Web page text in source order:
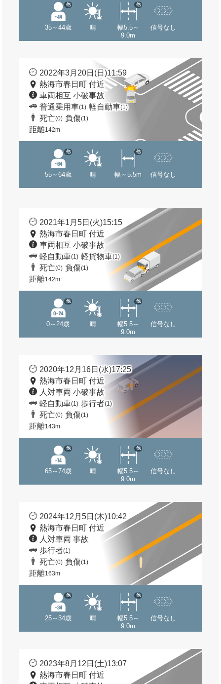
35～44歳
他
晴
幅5.5～
9.0m
他
信号なし
2022年3月20日(日)11:59
熱海市春日町 付近
車両相互 小破事故
普通乗用車(1) 軽自動車(1)
死亡(0) 負傷(1)
距離142m
55～64歳
他
晴 幅～5.5m
他
信号なし
2021年1月5日(火)15:15
熱海市春日町 付近
車両相互 小破事故
軽自動車(1) 軽貨物車(1)
死亡(0) 負傷(1)
距離142m
0～24歳
他
晴
幅5.5～
9.0m
他
信号なし
2020年12月16日(水)17:25
熱海市春日町 付近
人対車両 小破事故
軽自動車(1) 歩行者(1)
死亡(0) 負傷(1)
距離143m
65～74歳
他
晴
幅5.5～
9.0m
他
信号なし
2024年12月5日(木)10:42
熱海市春日町 付近
人対車両 事故
歩行者(1)
死亡(0) 負傷(1)
距離163m
25～34歳
他
晴
幅5.5～
9.0m
他
信号なし
2023年8月12日(土)13:07
熱海市春日町 付近